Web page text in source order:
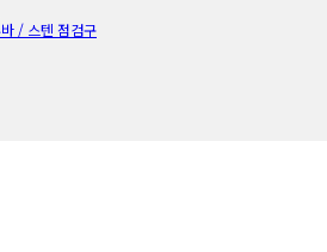
/ 스텐 점검구